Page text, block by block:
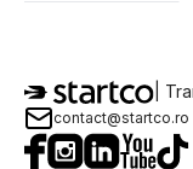
|
contact@startco.ro